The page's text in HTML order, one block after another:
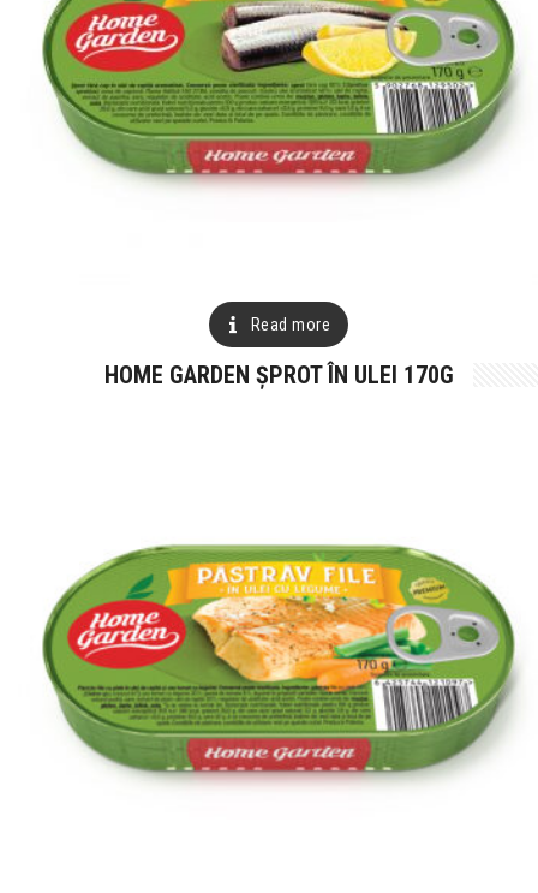
Read more
HOME GARDEN ȘPROT ÎN ULEI 170G